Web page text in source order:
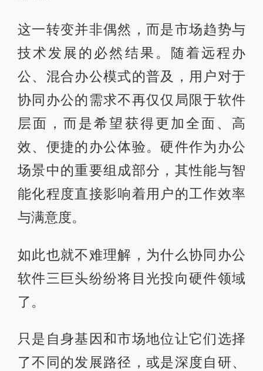
这一转变并非偶然，而是市场趋势与
技术发展的必然结果。随着远程办
公、混合办公模式的普及，用户对于
协同办公的需求不再仅仅局限于软件
层面，而是希望获得更加全面、高
效、便捷的办公体验。硬件作为办公
场景中的重要组成部分，其性能与智
能化程度直接影响着用户的工作效率
与满意度。
如此也就不难理解，为什么协同办公
软件三巨头纷纷将目光投向硬件领域
了。
只是自身基因和市场地位让它们选择
了不同的发展路径，或是深度自研、